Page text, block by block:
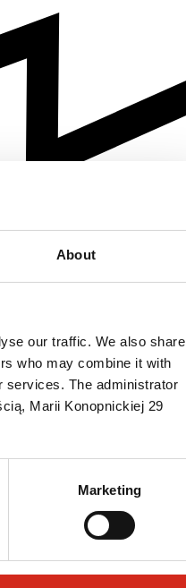
About
our traffic. We also share
who may combine it with
services. The administrator
Marii Konopnickiej 29
Marketing